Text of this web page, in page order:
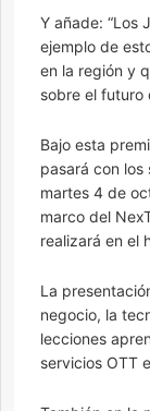
Y añade: “Los
ejemplo de
en la región y
sobre el futuro
Bajo esta
pasará con los
martes 4 de
marco del
realizará en el
La
negocio, la
lecciones
servicios OTT